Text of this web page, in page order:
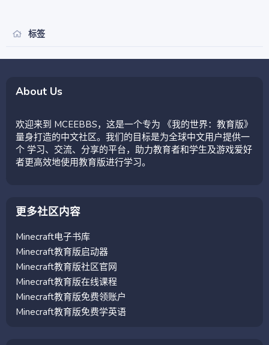
标签
About Us
欢迎来到 MCEEBBS，这是一个专为 《我的世界：教育版》
量身打造的中文社区。我们的目标是为全球中文用户提供一
个 学习、交流、分享的平台，助力教育者和学生及游戏爱好
者更高效地使用教育版进行学习。
更多社区内容
Minecraft电子书库
Minecraft教育版启动器
Minecraft教育版社区官网
Minecraft教育版在线课程
Minecraft教育版免费领账户
Minecraft教育版免费学英语